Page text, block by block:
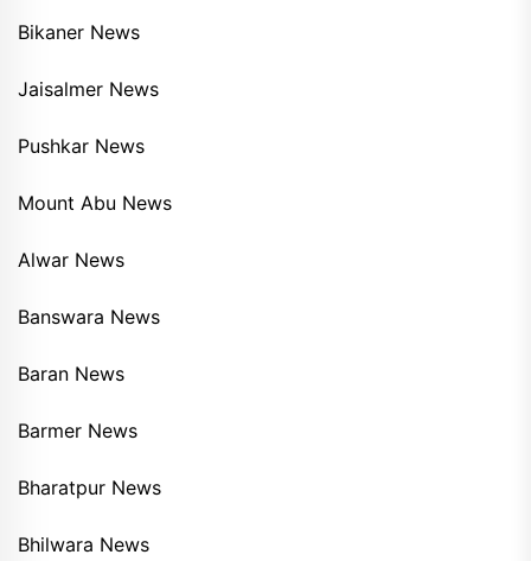
Bikaner News
Jaisalmer News
Pushkar News
Mount Abu News
Alwar News
Banswara News
Baran News
Barmer News
Bharatpur News
Bhilwara News